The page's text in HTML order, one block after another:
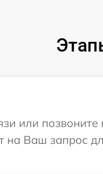
или
Ваш запрос